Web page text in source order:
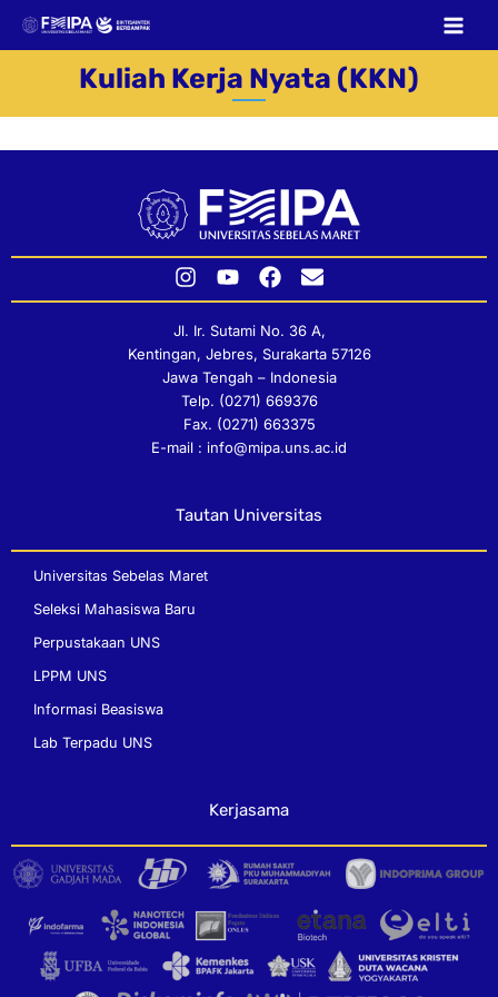
Kuliah Kerja Nyata (KKN)
I
n
s
t
a
g
r
a
Y
o
u
t
u
b
e
F
a
c
e
b
o
o
k
E
n
v
e
l
o
p
e
Jl. Ir. Sutami No. 36 A,
Kentingan, Jebres, Surakarta 57126
Jawa Tengah – Indonesia
Telp. (0271) 669376
Fax. (0271) 663375
E-mail : info@mipa.uns.ac.id
Tautan Universitas
Universitas Sebelas Maret
Seleksi Mahasiswa Baru
Perpustakaan UNS
LPPM UNS
Informasi Beasiswa
Lab Terpadu UNS
Kerjasama